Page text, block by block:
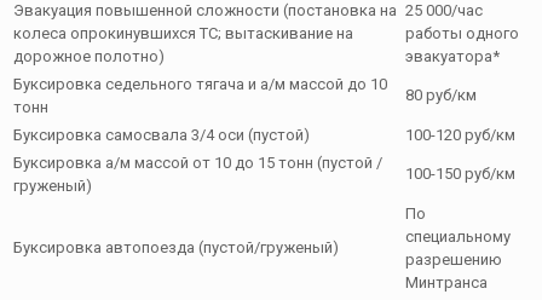
Эвакуация повышенной сложности (постановка на
колеса опрокинувшихся ТС; вытаскивание на
дорожное полотно)
25 000/час
работы одного
эвакуатора*
Буксировка седельного тягача и а/м массой до 10
тонн
80 руб/км
Буксировка самосвала 3/4 оси (пустой)
100-120 руб/км
Буксировка а/м массой от 10 до 15 тонн (пустой /
груженый)
100-150 руб/км
Буксировка автопоезда (пустой/груженый)
По
специальному
разрешению
Минтранса